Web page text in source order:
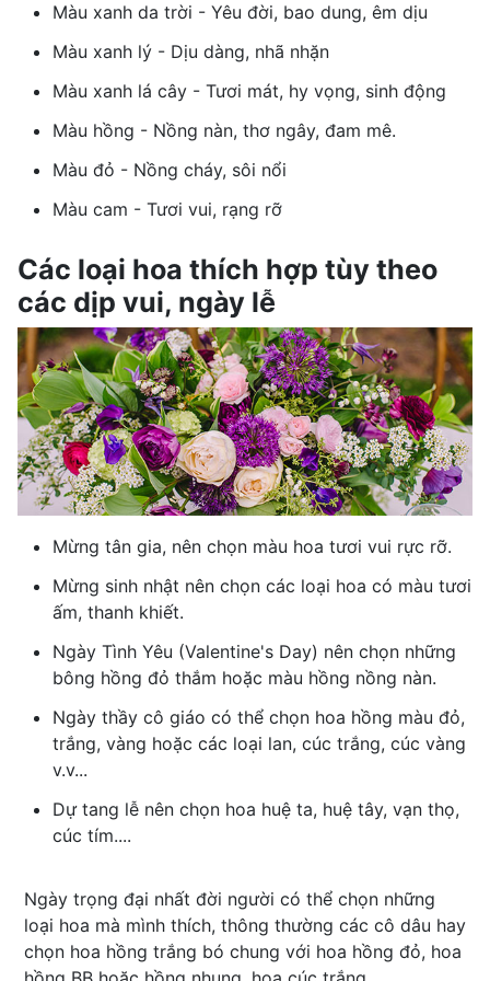
Màu xanh da trời - Yêu đời, bao dung, êm dịu
Màu xanh lý - Dịu dàng, nhã nhặn
Màu xanh lá cây - Tươi mát, hy vọng, sinh động
Màu hồng - Nồng nàn, thơ ngây, đam mê.
Màu đỏ - Nồng cháy, sôi nổi
Màu cam - Tươi vui, rạng rỡ
Các loại hoa thích hợp tùy theo
các dịp vui, ngày lễ
Mừng tân gia, nên chọn màu hoa tươi vui rực rỡ.
Mừng sinh nhật nên chọn các loại hoa có màu tươi
ấm, thanh khiết.
Ngày Tình Yêu (Valentine's Day) nên chọn những
bông hồng đỏ thắm hoặc màu hồng nồng nàn.
Ngày thầy cô giáo có thể chọn hoa hồng màu đỏ,
trắng, vàng hoặc các loại lan, cúc trắng, cúc vàng
v.v...
Dự tang lễ nên chọn hoa huệ ta, huệ tây, vạn thọ,
cúc tím....
Ngày trọng đại nhất đời người có thể chọn những
loại hoa mà mình thích, thông thường các cô dâu hay
chọn hoa hồng trắng bó chung với hoa hồng đỏ, hoa